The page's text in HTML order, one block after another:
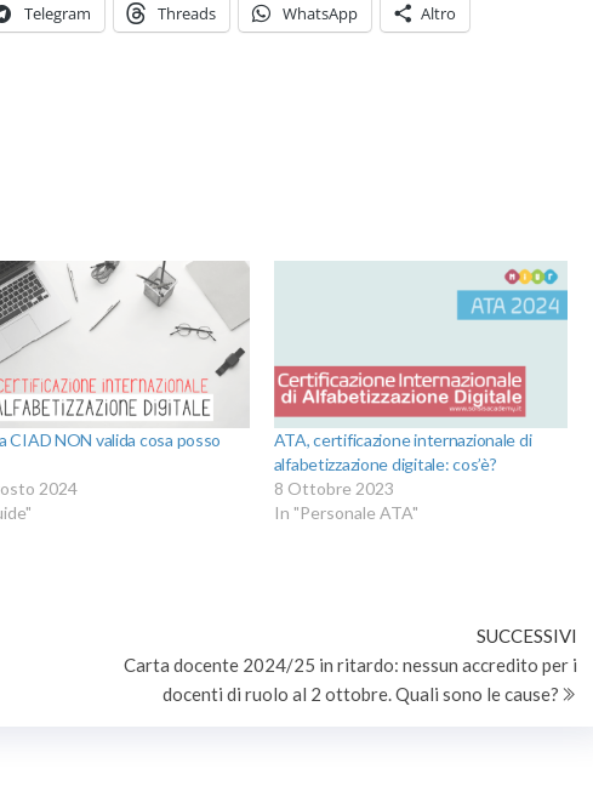
Telegram Threads WhatsApp Altro
CIAD NON valida cosa posso
2024
ATA, certificazione internazionale di
alfabetizzazione digitale: cos’è?
8 Ottobre 2023
In "Personale ATA"
SUCCESSIVI
Carta docente 2024/25 in ritardo: nessun accredito per i
docenti di ruolo al 2 ottobre. Quali sono le cause?